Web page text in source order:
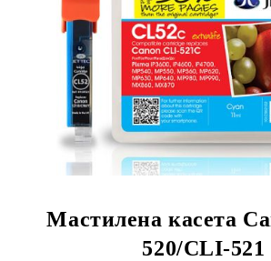
Мастилена касета
520/CLI-521